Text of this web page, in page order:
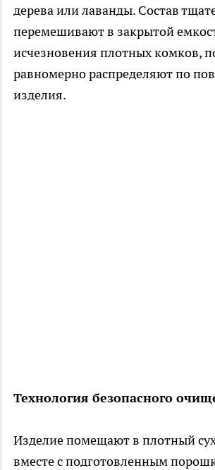
дерева или лаванды. Состав
перемешивают в закрытой
исчезновения плотных комков,
равномерно распределяют по
изделия.
Технология безопасного
Изделие помещают в плотный
вместе с подготовленным